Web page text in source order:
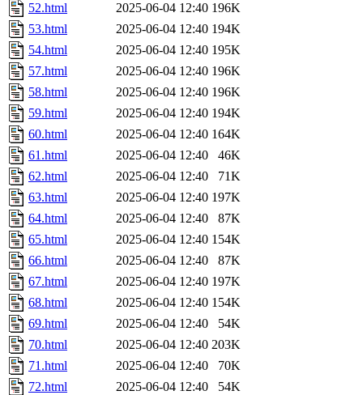
52.html
2025-06-04 12:40 196K
53.html
2025-06-04 12:40 194K
54.html
2025-06-04 12:40 195K
57.html
2025-06-04 12:40 196K
58.html
2025-06-04 12:40 196K
59.html
2025-06-04 12:40 194K
60.html
2025-06-04 12:40 164K
61.html
2025-06-04 12:40
46K
62.html
2025-06-04 12:40
71K
63.html
2025-06-04 12:40 197K
64.html
2025-06-04 12:40
87K
65.html
2025-06-04 12:40 154K
66.html
2025-06-04 12:40
87K
67.html
2025-06-04 12:40 197K
68.html
2025-06-04 12:40 154K
69.html
2025-06-04 12:40
54K
70.html
2025-06-04 12:40 203K
71.html
2025-06-04 12:40
70K
72.html
2025-06-04 12:40
54K